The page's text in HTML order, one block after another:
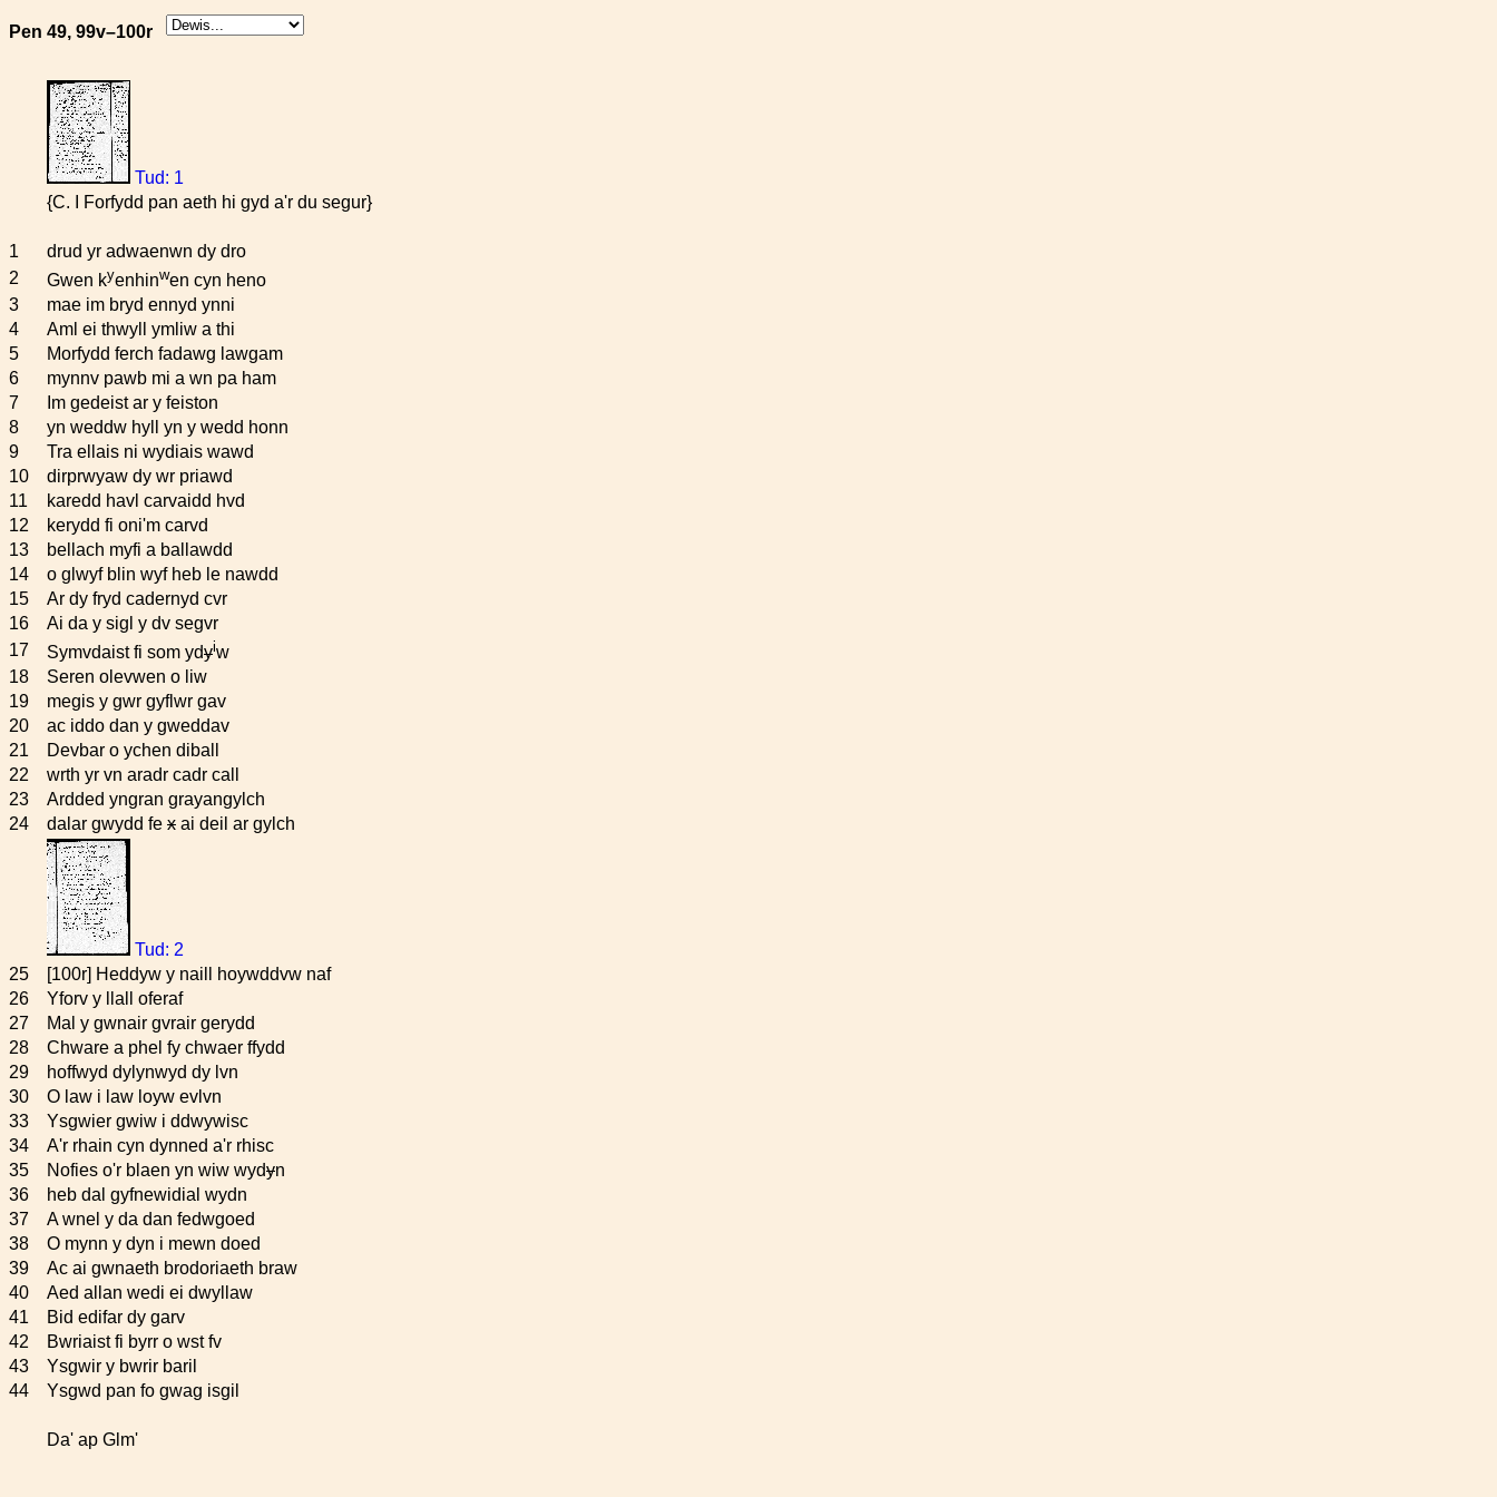
Pen 49, 99v–100r
Tud: 1
{C. I Forfydd pan aeth hi gyd a'r du segur}
1
drud yr adwaenwn dy dro
2
Gwen kyenhinwen cyn heno
3
mae im bryd ennyd ynni
4
Aml ei thwyll ymliw a thi
5
Morfydd ferch fadawg lawgam
6
mynnv pawb mi a wn pa ham
7
Im gedeist ar y feiston
8
yn weddw hyll yn y wedd honn
9
Tra ellais ni wydiais wawd
10
dirprwyaw dy wr priawd
11
karedd havl carvaidd hvd
12
kerydd fi oni'm carvd
13
bellach myfi a ballawdd
14
o glwyf blin wyf heb le nawdd
15
Ar dy fryd cadernyd cvr
16
Ai da y sigl y dv segvr
17
Symvdaist fi som ydyiw
18
Seren olevwen o liw
19
megis y gwr gyflwr gav
20
ac iddo dan y gweddav
21
Devbar o ychen diball
22
wrth yr vn aradr cadr call
23
Ardded yngran grayangylch
24
dalar gwydd fe x ai deil ar gylch
Tud: 2
25
[100r] Heddyw y naill hoywddvw naf
26
Yforv y llall oferaf
27
Mal y gwnair gvrair gerydd
28
Chware a phel fy chwaer ffydd
29
hoffwyd dylynwyd dy lvn
30
O law i law loyw evlvn
33
Ysgwier gwiw i ddwywisc
34
A'r rhain cyn dynned a'r rhisc
35
Nofies o'r blaen yn wiw wydyn
36
heb dal gyfnewidial wydn
37
A wnel y da dan fedwgoed
38
O mynn y dyn i mewn doed
39
Ac ai gwnaeth brodoriaeth braw
40
Aed allan wedi ei dwyllaw
41
Bid edifar dy garv
42
Bwriaist fi byrr o wst fv
43
Ysgwir y bwrir baril
44
Ysgwd pan fo gwag isgil
Da' ap Glm'